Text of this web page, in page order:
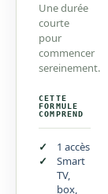
Une durée
courte
pour
commencer
sereinement.
CETTE
FORMULE
COMPREND
1 accès
Smart
TV,
box,